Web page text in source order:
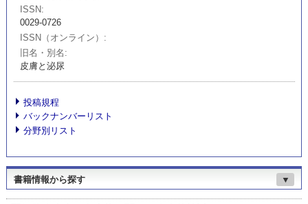
ISSN
0029-0726
ISSN（オンライン）
旧名・別名
皮膚と泌尿
投稿規程
バックナンバーリスト
分野別リスト
書籍情報から探す ▼